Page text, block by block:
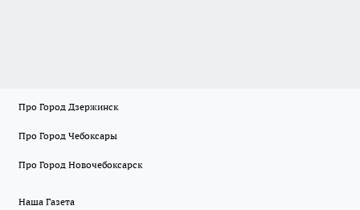
Про Город Дзержинск
Про Город Чебоксары
Про Город Новочебоксарск
Наша Газета